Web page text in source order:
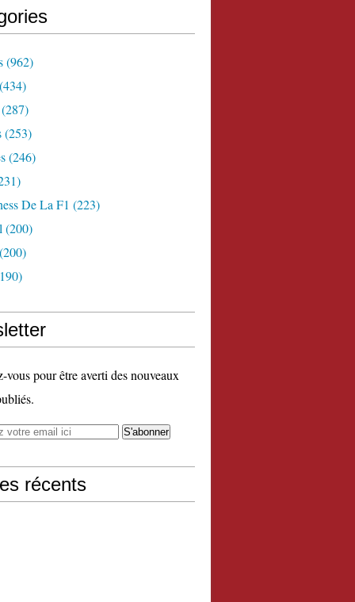
(962)
(253)
(246)
De La F1 (223)
(200)
vous pour être averti des nouveaux
récents